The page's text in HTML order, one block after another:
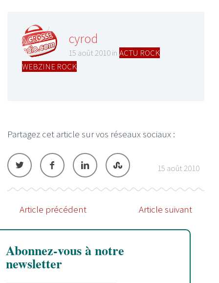
cyrod
15 août 2010 in ACTU ROCK
WEBZINE ROCK
Partagez cet article sur vos réseaux sociaux :
15 août 2010
Article précédent Article suivant
Abonnez-vous à notre
newsletter